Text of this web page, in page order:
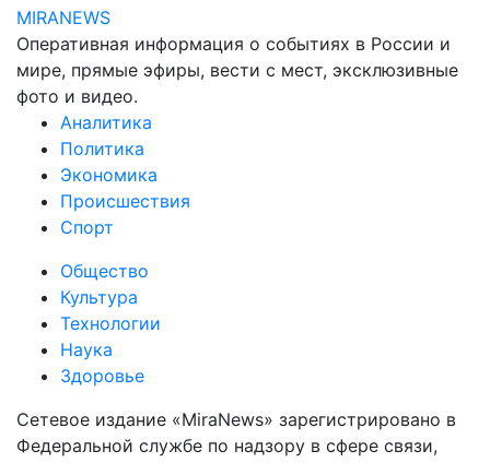
MIRANEWS
Оперативная информация о событиях в России и
мире, прямые эфиры, вести с мест, эксклюзивные
фото и видео.
Аналитика
Политика
Экономика
Происшествия
Спорт
Общество
Культура
Технологии
Наука
Здоровье
Сетевое издание «MiraNews» зарегистрировано в
Федеральной службе по надзору в сфере связи,